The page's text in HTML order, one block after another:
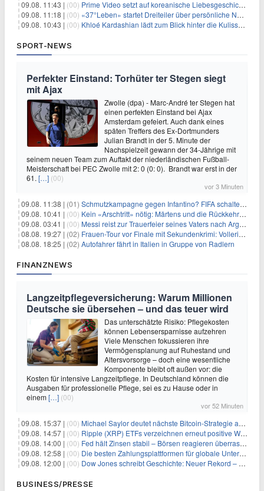
09.08. 11:43 | (00) Prime Video setzt auf koreanische Liebesgeschichte
09.08. 11:18 | (00) «37°Leben» startet Dreiteiler über persönliche Neuanfänge
09.08. 10:43 | (00) Khloé Kardashian lädt zum Blick hinter die Kulissen ihres Freundeskreises
SPORT-NEWS
Perfekter Einstand: Torhüter ter Stegen siegt
mit Ajax
Zwolle (dpa) - Marc-André ter Stegen hat
einen perfekten Einstand bei Ajax
Amsterdam gefeiert. Auch dank eines
späten Treffers des Ex-Dortmunders
Julian Brandt in der 5. Minute der
Nachspielzeit gewann der 34-Jährige mit
seinem neuen Team zum Auftakt der niederländischen Fußball-
Meisterschaft bei PEC Zwolle mit 2: 0 (0: 0). Brandt war erst in der
61. […] (00)
vor 3 Minuten
09.08. 11:38 | (01) Schmutzkampagne gegen Infantino? FIFA schaltet auf Angriff
09.08. 10:41 | (00) Kein «Arschtritt» nötig: Märtens und die Rückkehr nach Paris
09.08. 03:41 | (00) Messi reist zur Trauerfeier seines Vaters nach Argentinien
08.08. 19:27 | (02) Frauen-Tour vor Finale mit Sekundenkrimi: Vollering in Gelb
08.08. 18:25 | (02) Autofahrer fährt in Italien in Gruppe von Radlern
FINANZNEWS
Langzeitpflegeversicherung: Warum Millionen
Deutsche sie übersehen – und das teuer wird
Das unterschätzte Risiko: Pflegekosten
können Lebensersparnisse aufzehren
Viele Menschen fokussieren ihre
Vermögensplanung auf Ruhestand und
Altersvorsorge – doch eine wesentliche
Komponente bleibt oft außen vor: die
Kosten für intensive Langzeitpflege. In Deutschland können die
Ausgaben für professionelle Pflege, sei es zu Hause oder in
einem[…] (00)
vor 52 Minuten
09.08. 15:37 | (00) Michael Saylor deutet nächste Bitcoin-Strategie an: Analysten erwarten weiteren Verkauf
09.08. 14:57 | (00) Ripple (XRP) ETFs verzeichnen erneut positive Woche, doch neue Bedenken tauchen auf
09.08. 14:00 | (00) Fed hält Zinsen stabil – Börsen reagieren überraschend volatil
09.08. 12:58 | (00) Die besten Zahlungsplattformen für globale Unternehmen im Jahr 2026
09.08. 12:00 | (00) Dow Jones schreibt Geschichte: Neuer Rekord – und Amazon knackt die nächste Billionen-Marke
BUSINESS/PRESSE